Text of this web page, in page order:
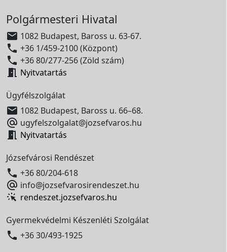
Polgármesteri Hivatal
 1082 Budapest, Baross u. 63-67.
 +36 1/459-2100 (Központ)
 +36 80/277-256 (Zöld szám)
 Nyitvatartás
Ügyfélszolgálat
 1082 Budapest, Baross u. 66–68.
 ugyfelszolgalat@jozsefvaros.hu
 Nyitvatartás
Józsefvárosi Rendészet
 +36 80/204-618
 info@jozsefvarosirendeszet.hu
rendeszet.jozsefvaros.hu
Gyermekvédelmi Készenléti Szolgálat
 +36 30/493-1925